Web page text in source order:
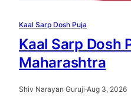
Kaal Sarp Dosh Puja
Kaal Sarp Dosh
Maharashtra
Shiv Narayan Guruji·Aug 3, 2026